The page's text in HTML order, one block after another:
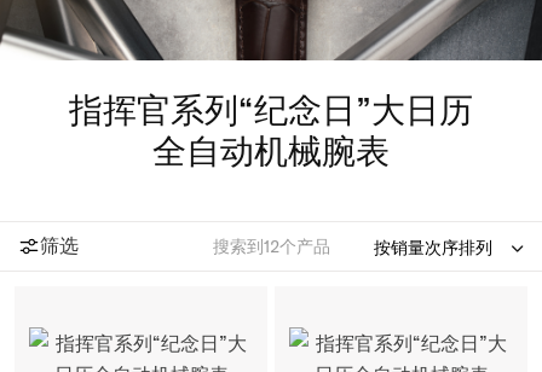
指挥官系列“纪念日”大日历
全自动机械腕表
筛选 搜索到12个产品 